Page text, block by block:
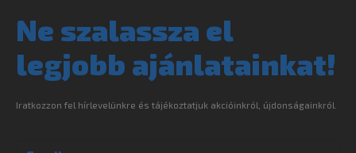
Ne szalassza el
legjobb ajánlatainkat!
Iratkozzon fel hírlevelünkre és tájékoztatjuk akcióinkról, újdonságainkról.